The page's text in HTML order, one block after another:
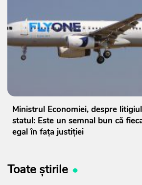
Ministrul Economiei, despre litigiul
statul: Este un semnal bun că
egal în fața justiției
Toate știrile